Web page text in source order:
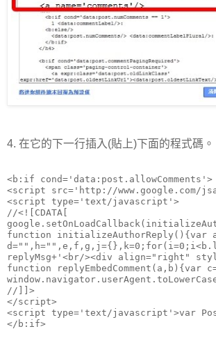
4. 在它的下一行插入(貼上)下面的程式碼。
<b:if cond='data:post.allowComments'>
<script src='http://
<script type='text/javascript'>
//<![CDATA[
function initializeAuthorReply(){var
replyMsg+'<br/><div align="right"
function
//]]>
</script>
<script type='text/javascript'>var
</b:if>